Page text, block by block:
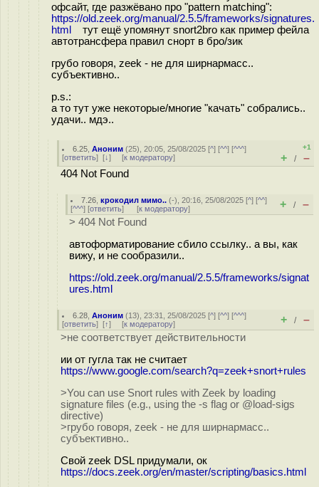
офсайт, где разжёвано про "pattern matching":
https://old.zeek.org/manual/2.5.5/frameworks/signatures.
html
тут ещё упомянут snort2bro как пример фейла
автотрансфера правил снорт в бро/зик
грубо говоря, zeek - не для ширнармасс..
субъективно..
p.s.:
а то тут уже некоторые/многие "качать" собрались..
удачи.. мдэ..
6.25 ,Аноним (25), 20:05, 25/08/2025 [^] [^^] [^^^]
[ответить] [↓] [к модератору]
+1
+ / –
404 Not Found
7.26 ,крокодил мимо.. (-), 20:16, 25/08/2025 [^] [^^]
[^^^] [ответить] [к модератору] + / –
> 404 Not Found
автоформатирование сбило ссылку.. а вы, как
вижу, и не сообразили..
https://old.zeek.org/manual/2.5.5/frameworks/signat
ures.html
6.28 ,Аноним (13), 23:31, 25/08/2025 [^] [^^] [^^^]
[ответить] [↑] [к модератору] + / –
>не соответствует действительности
ии от гугла так не считает
https://www.google.com/search?q=zeek+snort+rules
>You can use Snort rules with Zeek by loading
signature files (e.g., using the -s flag or @load-sigs
directive)
>грубо говоря, zeek - не для ширнармасс..
субъективно..
Свой zeek DSL придумали, ок
https://docs.zeek.org/en/master/scripting/basics.html